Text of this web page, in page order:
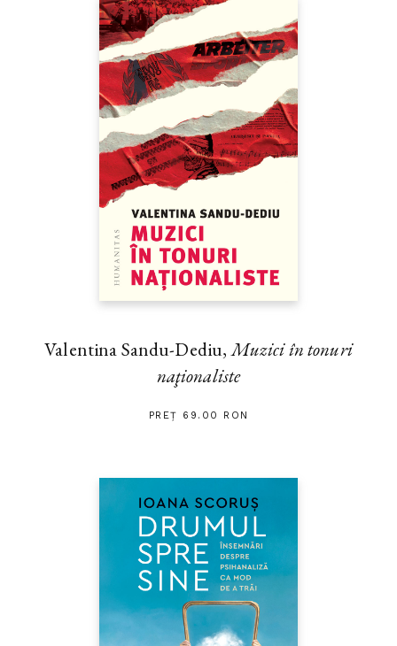
Valentina Sandu-Dediu,Muzici în tonuri
naţionaliste
PREȚ 69.00 RON